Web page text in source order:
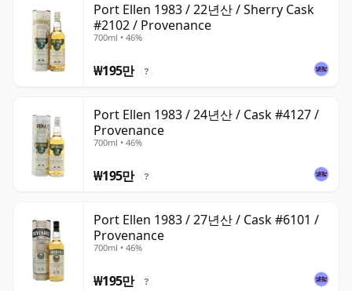
Port Ellen 1983 / 22년산 / Sherry Cask
#2102 / Provenance
700ml • 46%
₩195만 ?
Port Ellen 1983 / 24년산 / Cask #4127 /
Provenance
700ml • 46%
₩195만 ?
Port Ellen 1983 / 27년산 / Cask #6101 /
Provenance
700ml • 46%
₩195만 ?